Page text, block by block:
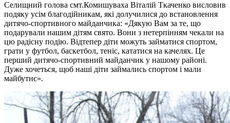
Селищний голова смт.Комишуваха Віталій Ткаченко висловив
подяку усім благодійникам, які долучилися до встановлення
дитячо-спортивного майданчика: «Дякую Вам за те, що
подарували нашим дітям свято. Вони з нетерпінням чекали на
цю радісну подію. Відтепер діти можуть займатися спортом,
грати у футбол, баскетбол, теніс, кататися на качелях. Це
перший дитячо-спортивний майданчик у нашому районі.
Дуже хочеться, щоб наші діти займались спортом і мали
майбутнє».